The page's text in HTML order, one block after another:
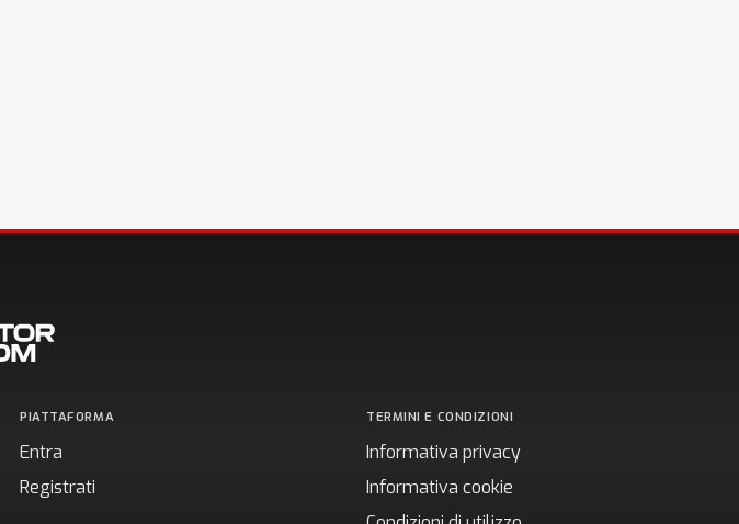
PIATTAFORMA
Entra
Registrati
TERMINI E CONDIZIONI
Informativa privacy
Informativa cookie